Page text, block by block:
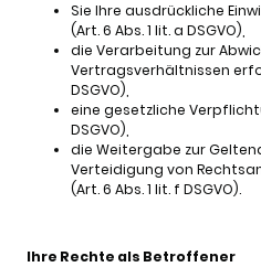
Sie Ihre ausdrückliche
(Art. 6 Abs. 1 lit. a DSGVO),
die Verarbeitung zur
Vertragsverhältnissen
DSGVO),
eine gesetzliche
DSGVO),
die Weitergabe zur
Verteidigung von
(Art. 6 Abs. 1 lit. f DSGVO).
Ihre Rechte als Betroffener